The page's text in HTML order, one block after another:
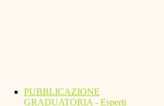
PUBBLICAZIONE
GRADUATORIA - Esperti